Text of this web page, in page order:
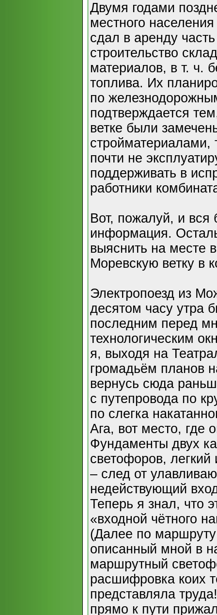
Двумя годами
местного
сдал в аренду
строительство
материалов, в т. ч.
топлива. Их
по
подтверждается
ветке были
стройматериалами,
почти не
поддерживать в
работники
Вот, пожалуй, и вся
информация.
выяснить на месте
Моревскую ветку в
Электропоезд из
десятом часу утра
последним перед
технологическим
я, выходя на
громадьём планов
вернусь сюда
с путепровода по
по слегка
Ага, вот место, где
Фундаменты двух
светофоров, легкий
– след от
недействующий
Теперь я знал, что
«входной чётного
(Далее по маршруту
описанный мной в
маршрутный
расшифровка коих
представляла
прямо к пути